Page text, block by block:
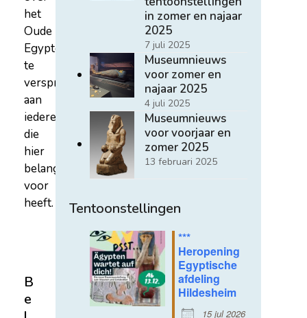
in zomer en najaar
2025
7 juli 2025
Museumnieuws
voor zomer en
najaar 2025
4 juli 2025
Museumnieuws
voor voorjaar en
zomer 2025
13 februari 2025
Tentoonstellingen
***
Heropening
Egyptische
afdeling
Hildesheim
15 jul 2026
het
Oude
Egypte
te
verspreiden
aan
iedereen
die
hier
belangstelling
voor
heeft.
B
e